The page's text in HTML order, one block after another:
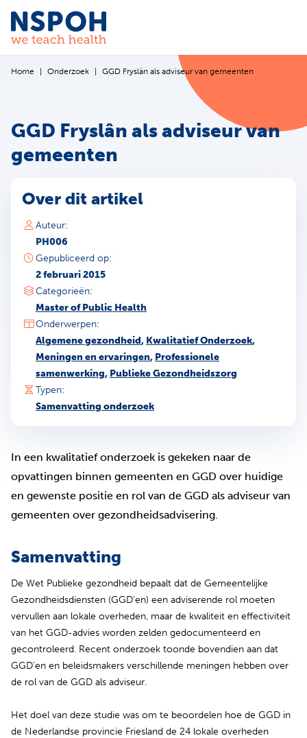
Ga naar de inhoud
Home Onderzoek GGD Fryslân als adviseur van gemeenten
GGD Fryslân als adviseur van
gemeenten
Over dit artikel
Auteur:
PH006
Gepubliceerd op:
2 februari 2015
Categorieën:
Master of Public Health
Onderwerpen:
Algemene gezondheid, Kwalitatief Onderzoek,
Meningen en ervaringen, Professionele
samenwerking, Publieke Gezondheidszorg
Typen:
Samenvatting onderzoek
In een kwalitatief onderzoek is gekeken naar de
opvattingen binnen gemeenten en GGD over huidige
en gewenste positie en rol van de GGD als adviseur van
gemeenten over gezondheidsadvisering.
Samenvatting
De Wet Publieke gezondheid bepaalt dat de Gemeentelijke
Gezondheidsdiensten (GGD’en) een adviserende rol moeten
vervullen aan lokale overheden, maar de kwaliteit en effectiviteit
van het GGD-advies worden zelden gedocumenteerd en
gecontroleerd. Recent onderzoek toonde bovendien aan dat
GGD’en en beleidsmakers verschillende meningen hebben over
de rol van de GGD als adviseur.
Het doel van deze studie was om te beoordelen hoe de GGD in
de Nederlandse provincie Friesland de 24 lokale overheden